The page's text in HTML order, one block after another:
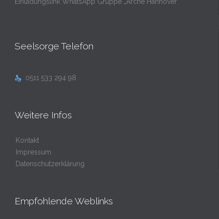
Seelsorge Telefon
 0511 533 294 98
Weitere Infos
Kontakt
Impressum
Datenschutzerklärung
Empfohlende Weblinks